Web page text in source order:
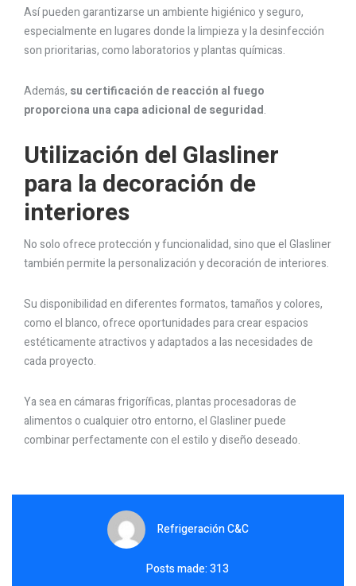
Así pueden garantizarse un ambiente higiénico y seguro,
especialmente en lugares donde la limpieza y la desinfección
son prioritarias, como laboratorios y plantas químicas.
Además, su certificación de reacción al fuego
proporciona una capa adicional de seguridad.
Utilización del Glasliner
para la decoración de
interiores
No solo ofrece protección y funcionalidad, sino que el Glasliner
también permite la personalización y decoración de interiores.
Su disponibilidad en diferentes formatos, tamaños y colores,
como el blanco, ofrece oportunidades para crear espacios
estéticamente atractivos y adaptados a las necesidades de
cada proyecto.
Ya sea en cámaras frigoríficas, plantas procesadoras de
alimentos o cualquier otro entorno, el Glasliner puede
combinar perfectamente con el estilo y diseño deseado.
Refrigeración C&C
Posts made: 313